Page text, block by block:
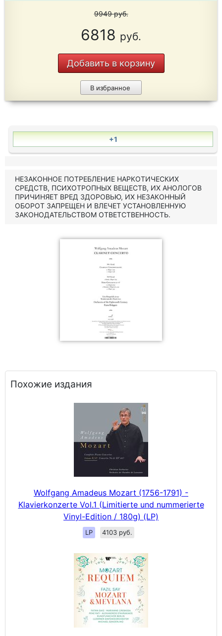
9949руб.
6818 руб.
Добавить в корзину
В избранное
+1
НЕЗАКОННОЕ ПОТРЕБЛЕНИЕ НАРКОТИЧЕСКИХ
СРЕДСТВ, ПСИХОТРОПНЫХ ВЕЩЕСТВ, ИХ АНОЛОГОВ
ПРИЧИНЯЕТ ВРЕД ЗДОРОВЬЮ, ИХ НЕЗАКОННЫЙ
ОБОРОТ ЗАПРЕЩЕН И ВЛЕЧЕТ УСТАНОВЛЕННУЮ
ЗАКОНОДАТЕЛЬСТВОМ ОТВЕТСТВЕННОСТЬ.
Похожие издания
Wolfgang Amadeus Mozart (1756-1791) -
Klavierkonzerte Vol.1 (Limitierte und nummerierte
Vinyl-Edition / 180g) (LP)
LP 4103 руб.